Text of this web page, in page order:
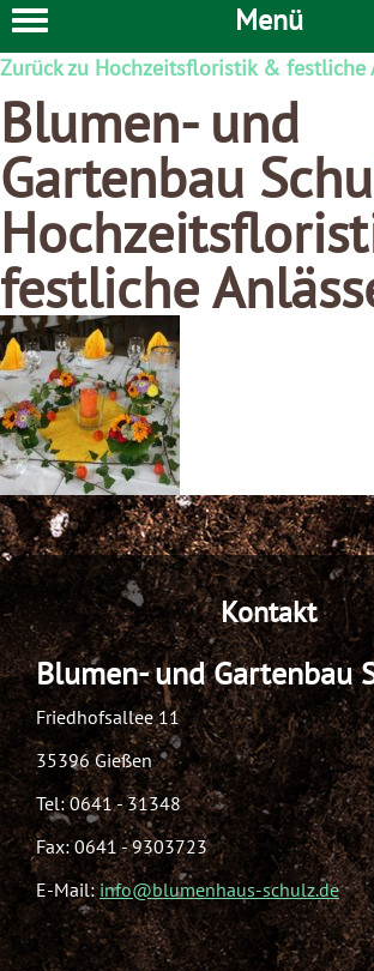
Menü
Zurück zu Hochzeitsfloristik & festliche
Blumen- und
Gartenbau
festliche
Kontakt
Blumen- und Gartenbau
Friedhofsallee 11
35396 Gießen
Tel:0641 - 31348
Fax: 0641 - 9303723
E-Mail:info@blumenhaus-schulz.de